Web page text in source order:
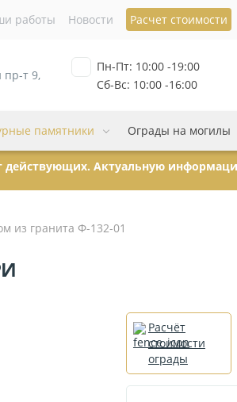
работы Новости Расчет стоимости
пр-т 9,
Пн-Пт: 10:00 -19:00
Сб-Вс: 10:00 -16:00
памятники Ограды на могилы
действующих. Актуальную
из гранита Ф-132-01
Расчёт
стоимости
ограды